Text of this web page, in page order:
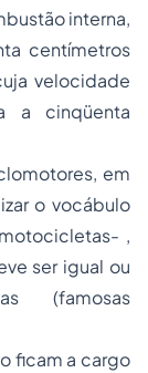
interna,
centímetros
velocidade
a cinqüenta
em
o vocábulo
,
ser igual ou
(famosas
ficam a cargo